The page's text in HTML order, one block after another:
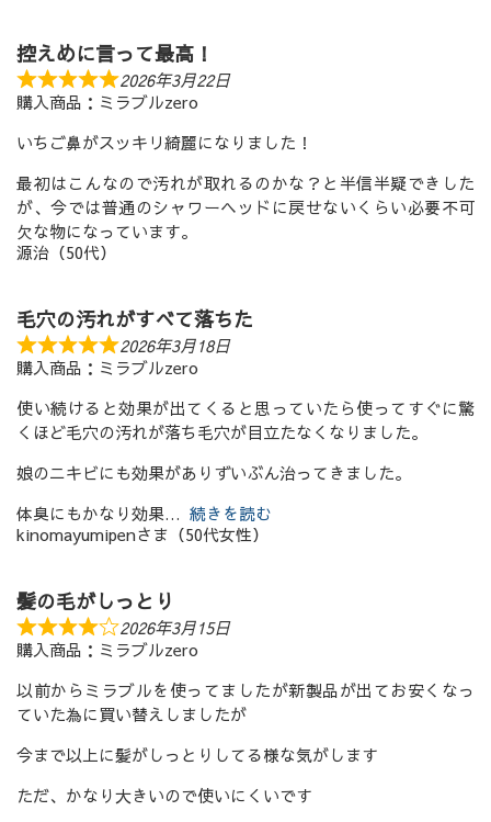
控えめに言って最高！
2026年3月22日
購入商品：ミラブルzero
いちご鼻がスッキリ綺麗になりました！
最初はこんなので汚れが取れるのかな？と半信半疑できした
が、今では普通のシャワーヘッドに戻せないくらい必要不可
欠な物になっています。
源治（50代）
毛穴の汚れがすべて落ちた
2026年3月18日
購入商品：ミラブルzero
使い続けると効果が出てくると思っていたら使ってすぐに驚
くほど毛穴の汚れが落ち毛穴が目立たなくなりました。
娘のニキビにも効果がありずいぶん治ってきました。
体臭にもかなり効果
続きを読む
kinomayumipenさま（50代女性）
髪の毛がしっとり
2026年3月15日
購入商品：ミラブルzero
以前からミラブルを使ってましたが新製品が出てお安くなっ
ていた為に買い替えしましたが
今まで以上に髪がしっとりしてる様な気がします
ただ、かなり大きいので使いにくいです